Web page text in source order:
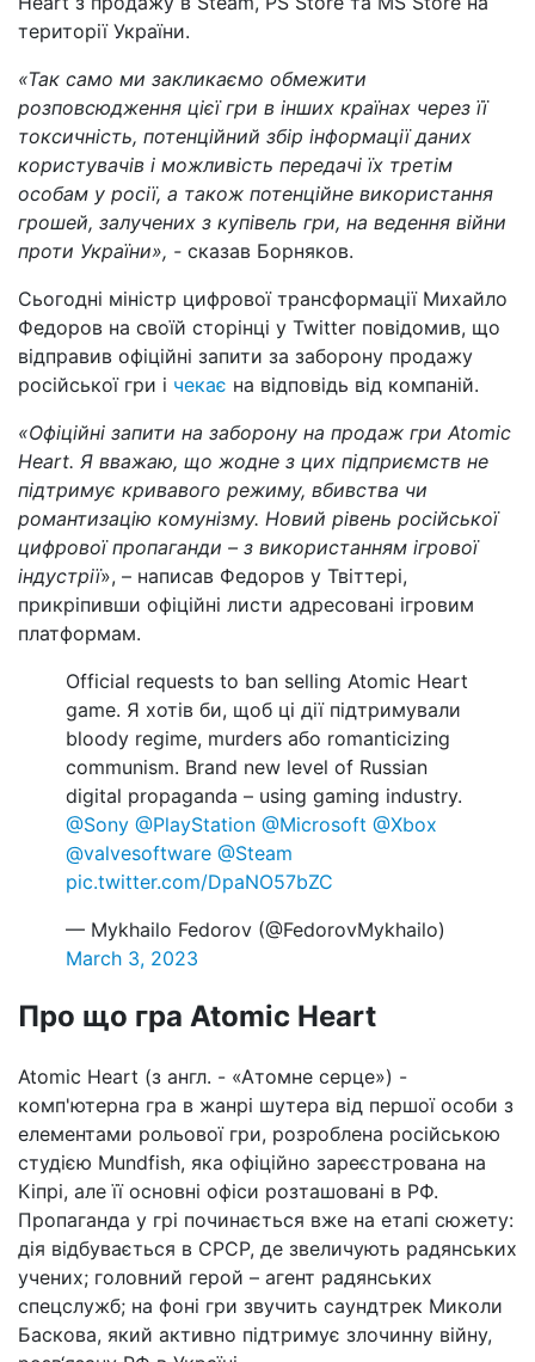
території України.
«Так само ми закликаємо обмежити
розповсюдження цієї гри в інших країнах через її
токсичність, потенційний збір інформації даних
користувачів і можливість передачі їх третім
особам у росії, а також потенційне використання
грошей, залучених з купівель гри, на ведення війни
проти України», - сказав Борняков.
Сьогодні міністр цифрової трансформації Михайло
Федоров на своїй сторінці у Twitter повідомив, що
відправив офіційні запити за заборону продажу
російської гри і чекає на відповідь від компаній.
«Офіційні запити на заборону на продаж гри Atomic
Heart. Я вважаю, що жодне з цих підприємств не
підтримує кривавого режиму, вбивства чи
романтизацію комунізму. Новий рівень російської
цифрової пропаганди – з використанням ігрової
індустрії», – написав Федоров у Твіттері,
прикріпивши офіційні листи адресовані ігровим
платформам.
Official requests to ban selling Atomic Heart
game. Я хотів би, щоб ці дії підтримували
bloody regime, murders або romanticizing
communism. Brand new level of Russian
digital propaganda – using gaming industry.
@Sony @PlayStation @Microsoft @Xbox
@valvesoftware @Steam
pic.twitter.com/DpaNO57bZC
— Mykhailo Fedorov (@FedorovMykhailo)
March 3, 2023
Про що гра Atomic Heart
Atomic Heart (з англ. - «Атомне серце») -
комп'ютерна гра в жанрі шутера від першої особи з
елементами рольової гри, розроблена російською
студією Mundfish, яка офіційно зареєстрована на
Кіпрі, але її основні офіси розташовані в РФ.
Пропаганда у грі починається вже на етапі сюжету:
дія відбувається в СРСР, де звеличують радянських
учених; головний герой – агент радянських
спецслужб; на фоні гри звучить саундтрек Миколи
Баскова, який активно підтримує злочинну війну,